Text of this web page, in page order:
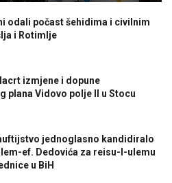
odali počast šehidima i civilnim
i Rotimlje
izmjene i dopune
plana Vidovo polje II u Stocu
jednoglasno kandidiralo
ef. Dedovića za reisu-l-ulemu
u BiH